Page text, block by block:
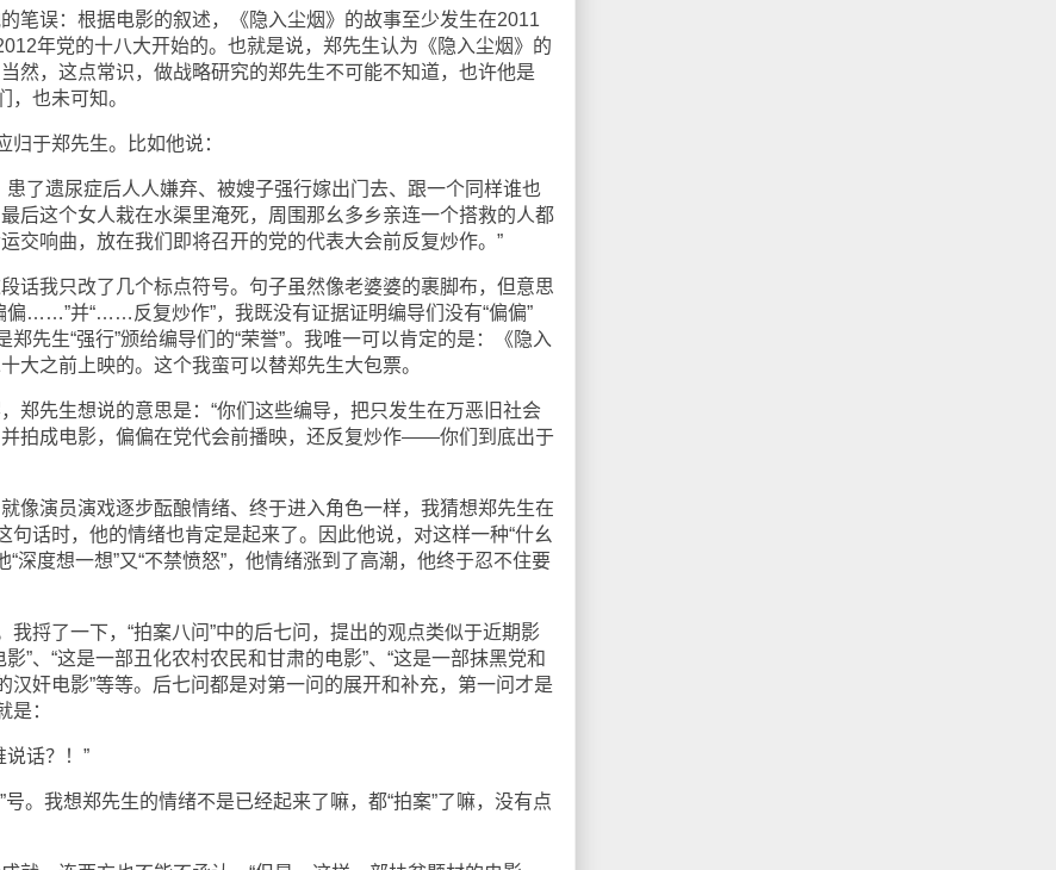
笔误：根据电影的叙述，《隐入尘烟》的故事至少发生在2011
年党的十八大开始的。也就是说，郑先生认为《隐入尘烟》的
然，这点常识，做战略研究的郑先生不可能不知道，也许他是
，也未可知。
归于郑先生。比如他说：
了遗尿症后人人嫌弃、被嫂子强行嫁出门去、跟一个同样谁也
后这个女人栽在水渠里淹死，周围那幺多乡亲连一个搭救的人都
交响曲，放在我们即将召开的党的代表大会前反复炒作。”
话我只改了几个标点符号。句子虽然像老婆婆的裹脚布，但意思
偏……”并“……反复炒作”，我既没有证据证明编导们没有“偏偏”
郑先生“强行”颁给编导们的“荣誉”。我唯一可以肯定的是：《隐入
大之前上映的。这个我蛮可以替郑先生大包票。
郑先生想说的意思是：“你们这些编导，把只发生在万恶旧社会
拍成电影，偏偏在党代会前播映，还反复炒作——你们到底出于
像演员演戏逐步酝酿情绪、终于进入角色一样，我猜想郑先生在
句话时，他的情绪也肯定是起来了。因此他说，对这样一种“什幺
“深度想一想”又“不禁愤怒”，他情绪涨到了高潮，他终于忍不住要
我捋了一下，“拍案八问”中的后七问，提出的观点类似于近期影
”、“这是一部丑化农村农民和甘肃的电影”、“这是一部抹黑党和
汉奸电影”等等。后七问都是对第一问的展开和补充，第一问才是
是：
话？！”
号。我想郑先生的情绪不是已经起来了嘛，都“拍案”了嘛，没有点